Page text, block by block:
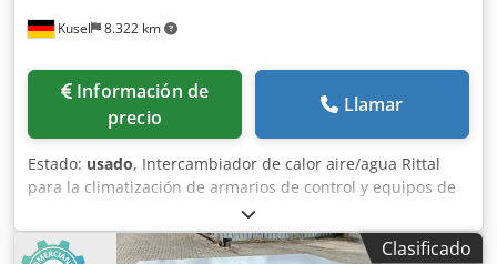
Kusel 8.322 km
Información de
precio
Llamar
Estado: usado, Intercambiador de calor aire/agua Rittal
para la climatización de armarios de control y equipos de
automatización. Fabricante: Rittal Serie: TopTherm
Chjdpfozdafmex Ap Eoa Tipo: SK 3210100 Tipo de
dispositivo: Intercambiador de calor aire/agua Estado:
Clasificado